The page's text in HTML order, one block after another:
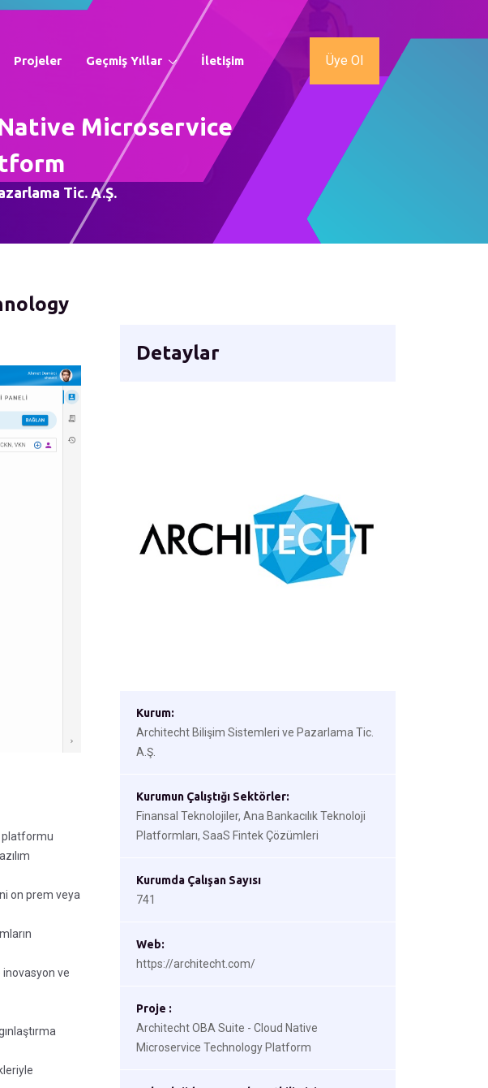
Projeler Geçmiş Yıllar İletişim Üye Ol
Microservice
Tic. A.Ş.
platformu
on prem veya
ve
Detaylar
Kurum:
Architecht Bilişim Sistemleri ve Pazarlama Tic.
A.Ş.
Kurumun Çalıştığı Sektörler:
Finansal Teknolojiler, Ana Bankacılık Teknoloji
Platformları, SaaS Fintek Çözümleri
Kurumda Çalışan Sayısı
741
Web:
https://architecht.com/
Proje :
Architecht OBA Suite - Cloud Native
Microservice Technology Platform